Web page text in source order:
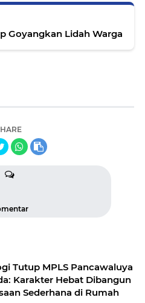
Goyangkan Lidah Warga
Tutup MPLS Pancawaluya
Karakter Hebat Dibangun
Sederhana di Rumah